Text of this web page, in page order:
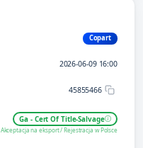
Copart
2026-06-09 16:00
45855466
Ga - Cert Of Title-Salvage
Akceptacja na eksport / Rejestracja w Polsce